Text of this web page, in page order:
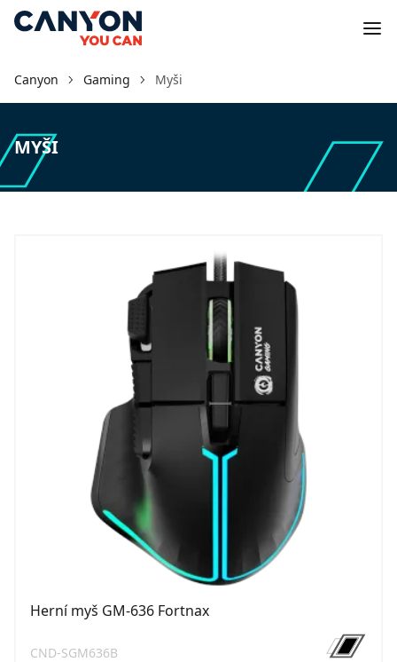
Canyon Gaming Myši
MYŠI
Herní myš GM-636 Fortnax
CND-SGM636B